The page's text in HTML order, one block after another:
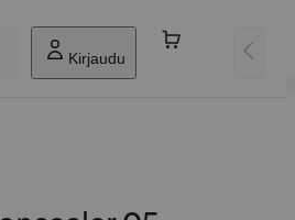
Kirjaudu